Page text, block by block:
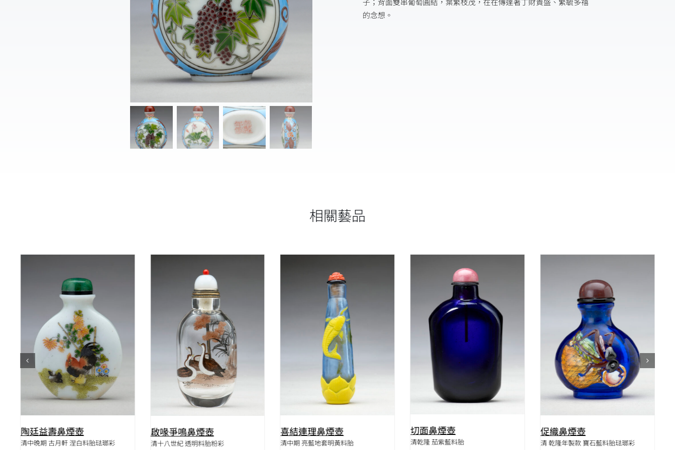
的念想。
相關藝品
QUICK VIEW
陶廷益壽鼻煙壺
清中晚期 古月軒 涅白料胎琺瑯彩
QUICK VIEW
啟喙爭鳴鼻煙壺
清十八世紀 透明料胎粉彩
QUICK VIEW
喜結連理鼻煙壺
清中期 亮藍地套明黃料胎
QUICK VIEW
切面鼻煙壺
清乾隆 茄紫藍料胎
QUICK VIEW
促織鼻煙壺
清 乾隆年製款 寶石藍料胎琺瑯彩